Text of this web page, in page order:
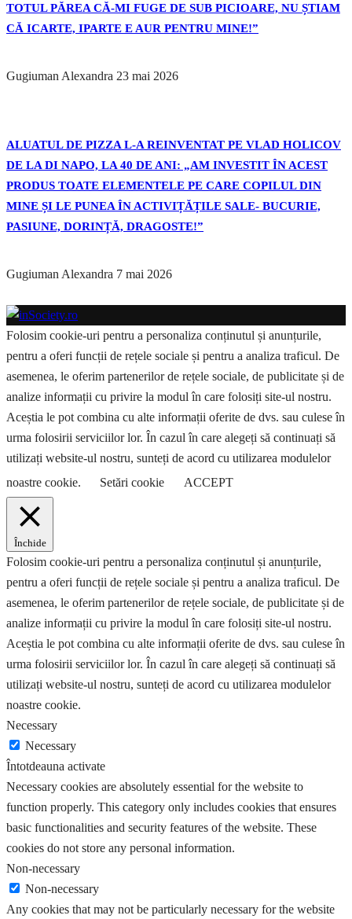
TOTUL PĂREA CĂ-MI FUGE DE SUB PICIOARE, NU ȘTIAM
CĂ ICARTE, IPARTE E AUR PENTRU MINE!”
Gugiuman Alexandra 23 mai 2026
ALUATUL DE PIZZA L-A REINVENTAT PE VLAD HOLICOV
DE LA DI NAPO, LA 40 DE ANI: „AM INVESTIT ÎN ACEST
PRODUS TOATE ELEMENTELE PE CARE COPILUL DIN
MINE ȘI LE PUNEA ÎN ACTIVIȚĂȚILE SALE- BUCURIE,
PASIUNE, DORINȚĂ, DRAGOSTE!”
Gugiuman Alexandra 7 mai 2026
Folosim cookie-uri pentru a personaliza conținutul și anunțurile,
pentru a oferi funcții de rețele sociale și pentru a analiza traficul. De
asemenea, le oferim partenerilor de rețele sociale, de publicitate și de
analize informații cu privire la modul în care folosiți site-ul nostru.
Aceștia le pot combina cu alte informații oferite de dvs. sau culese în
urma folosirii serviciilor lor. În cazul în care alegeți să continuați să
utilizați website-ul nostru, sunteți de acord cu utilizarea modulelor
noastre cookie.
Setări cookie ACCEPT
Închide
Folosim cookie-uri pentru a personaliza conținutul și anunțurile,
pentru a oferi funcții de rețele sociale și pentru a analiza traficul. De
asemenea, le oferim partenerilor de rețele sociale, de publicitate și de
analize informații cu privire la modul în care folosiți site-ul nostru.
Aceștia le pot combina cu alte informații oferite de dvs. sau culese în
urma folosirii serviciilor lor. În cazul în care alegeți să continuați să
utilizați website-ul nostru, sunteți de acord cu utilizarea modulelor
noastre cookie.
Necessary
Necessary
Întotdeauna activate
Necessary cookies are absolutely essential for the website to
function properly. This category only includes cookies that ensures
basic functionalities and security features of the website. These
cookies do not store any personal information.
Non-necessary
Non-necessary
Any cookies that may not be particularly necessary for the website